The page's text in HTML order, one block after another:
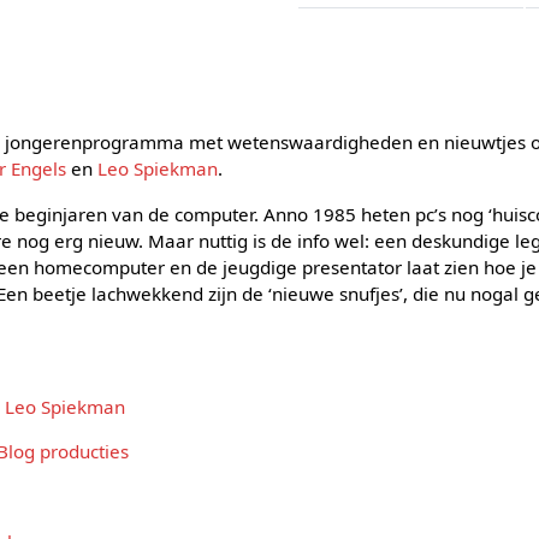
met wetenswaardigheden en nieuwtjes
Engels en Leo Spiekman.
van de computer. Anno 1985 heten pc’s nog
nog erg nieuw. Maar nuttig is de info wel: een deskundige
homecomputer en de jeugdige presentator laat zien hoe
beetje lachwekkend zijn de ‘nieuwe snufjes’, die nu nogal
Leo Spiekman
producties